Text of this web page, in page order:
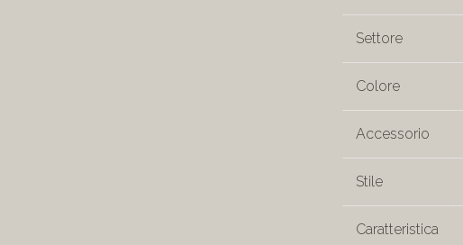
Settore
Colore
Accessorio
Stile
Caratteristica